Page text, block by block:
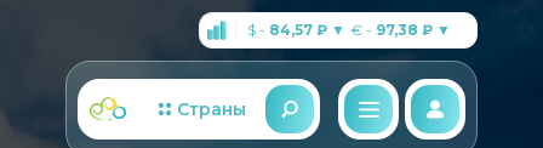
$ - 84,57 ₽ ▼ € - 97,38 ₽ ▼
Страны